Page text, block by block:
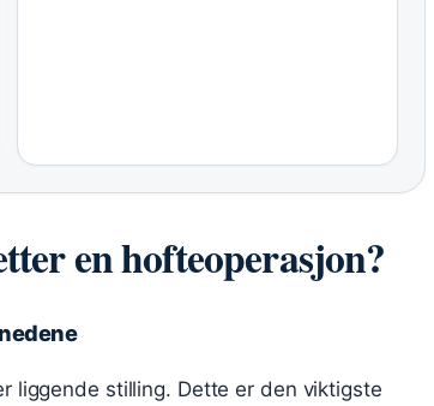
en hofteoperasjon?
liggende stilling. Dette er den viktigste